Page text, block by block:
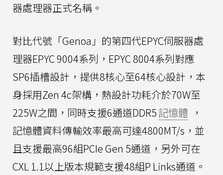
器處理器正式名稱。
對比代號「Genoa」的第四代EPYC伺服器處
理器EPYC 9004系列，EPYC 8004系列對應
SP6插槽設計，提供8核心至64核心設計，本
身採用Zen 4c架構，熱設計功耗介於70W至
225W之間，同時支援6通道DDR5記憶體 ，
記憶體資料傳輸效率最高可達4800MT/s，並
且支援最高96組PCIe Gen 5通道，另外可在
CXL 1.1以上版本規範支援48組P Links通道。